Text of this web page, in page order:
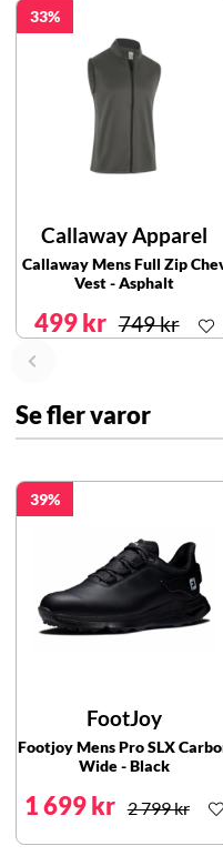
33
Callaway Apparel
Callaway Mens Full Zip
Vest - Asphalt
499 kr 749 kr
Se fler varor
39
FootJoy
Footjoy Mens Pro SLX
Wide - Black
1 699 kr 2 799 kr